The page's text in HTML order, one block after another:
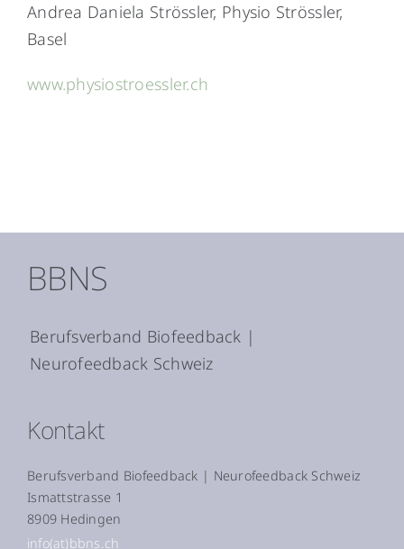
Andrea Daniela Strössler, Physio Strössler,
Basel
www.physiostroessler.ch
BBNS
Berufsverband Biofeedback |
Neurofeedback Schweiz
Kontakt
Berufsverband Biofeedback | Neurofeedback Schweiz
Ismattstrasse 1
8909 Hedingen
info(at)bbns.ch